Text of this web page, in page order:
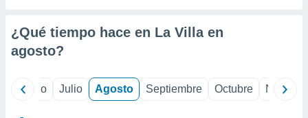
e
mediante
publicidad
¿Qué tiempo hace en La Villa en
agosto?
Junio Julio Agosto Septiembre Octubre